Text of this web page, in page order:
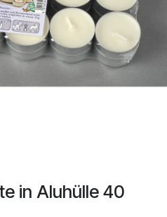
in Aluhülle 40